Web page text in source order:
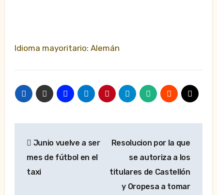
Idioma mayoritario: Alemán
de
entradas
Junio vuelve a ser
mes de fútbol en el
taxi
Resolucion por la que
se autoriza a los
titulares de Castellón
y Oropesa a tomar